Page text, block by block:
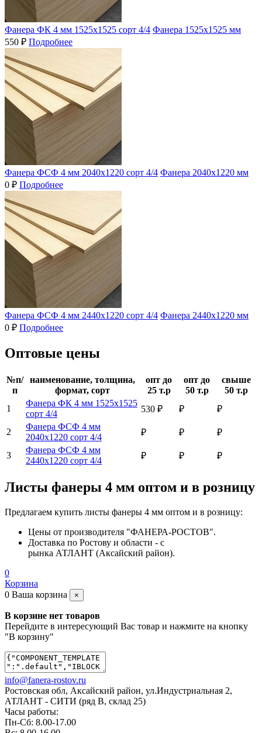
Фанера ФК 4 мм 1525х1525 сорт 4/4 Фанера 1525х1525 мм
550 ₽ Подробнее
Фанера ФСФ 4 мм 2040х1220 сорт 4/4 Фанера 2040х1220 мм
0 ₽ Подробнее
Фанера ФСФ 4 мм 2440х1220 сорт 4/4 Фанера 2440х1220 мм
0 ₽ Подробнее
Оптовые цены
№п/
п
наименование, толщина,
формат, сорт
опт до
25 т.р
опт до
50 т.р
свыше
50 т.р
1
Фанера ФК 4 мм 1525х1525
сорт 4/4
530 ₽ ₽ ₽
2
Фанера ФСФ 4 мм
2040х1220 сорт 4/4
₽ ₽ ₽
3
Фанера ФСФ 4 мм
2440х1220 сорт 4/4
₽ ₽ ₽
Листы фанеры 4 мм оптом и в розницу
Предлагаем купить листы фанеры 4 мм оптом и в розницу:
Цены от производителя "ФАНЕРА-РОСТОВ".
Доставка по Ростову и области - с
рынка АТЛАНТ (Аксайский район).
0
Корзина
0 Ваша корзина ×
В корзине нет товаров
Перейдите в интересующий Вас товар и нажмите на кнопку
"В корзину"
info@fanera-rostov.ru
Ростовская обл, Аксайский район, ул.Индустриальная 2,
АТЛАНТ - СИТИ (ряд В, склад 25)
Часы работы:
Пн-Сб: 8.00-17.00